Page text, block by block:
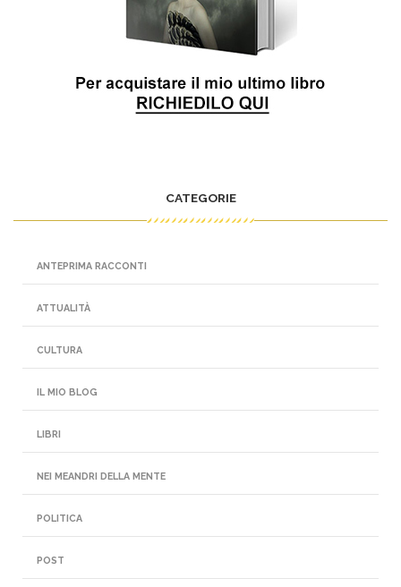
CATEGORIE
ANTEPRIMA RACCONTI
ATTUALITÀ
CULTURA
IL MIO BLOG
LIBRI
NEI MEANDRI DELLA MENTE
POLITICA
POST